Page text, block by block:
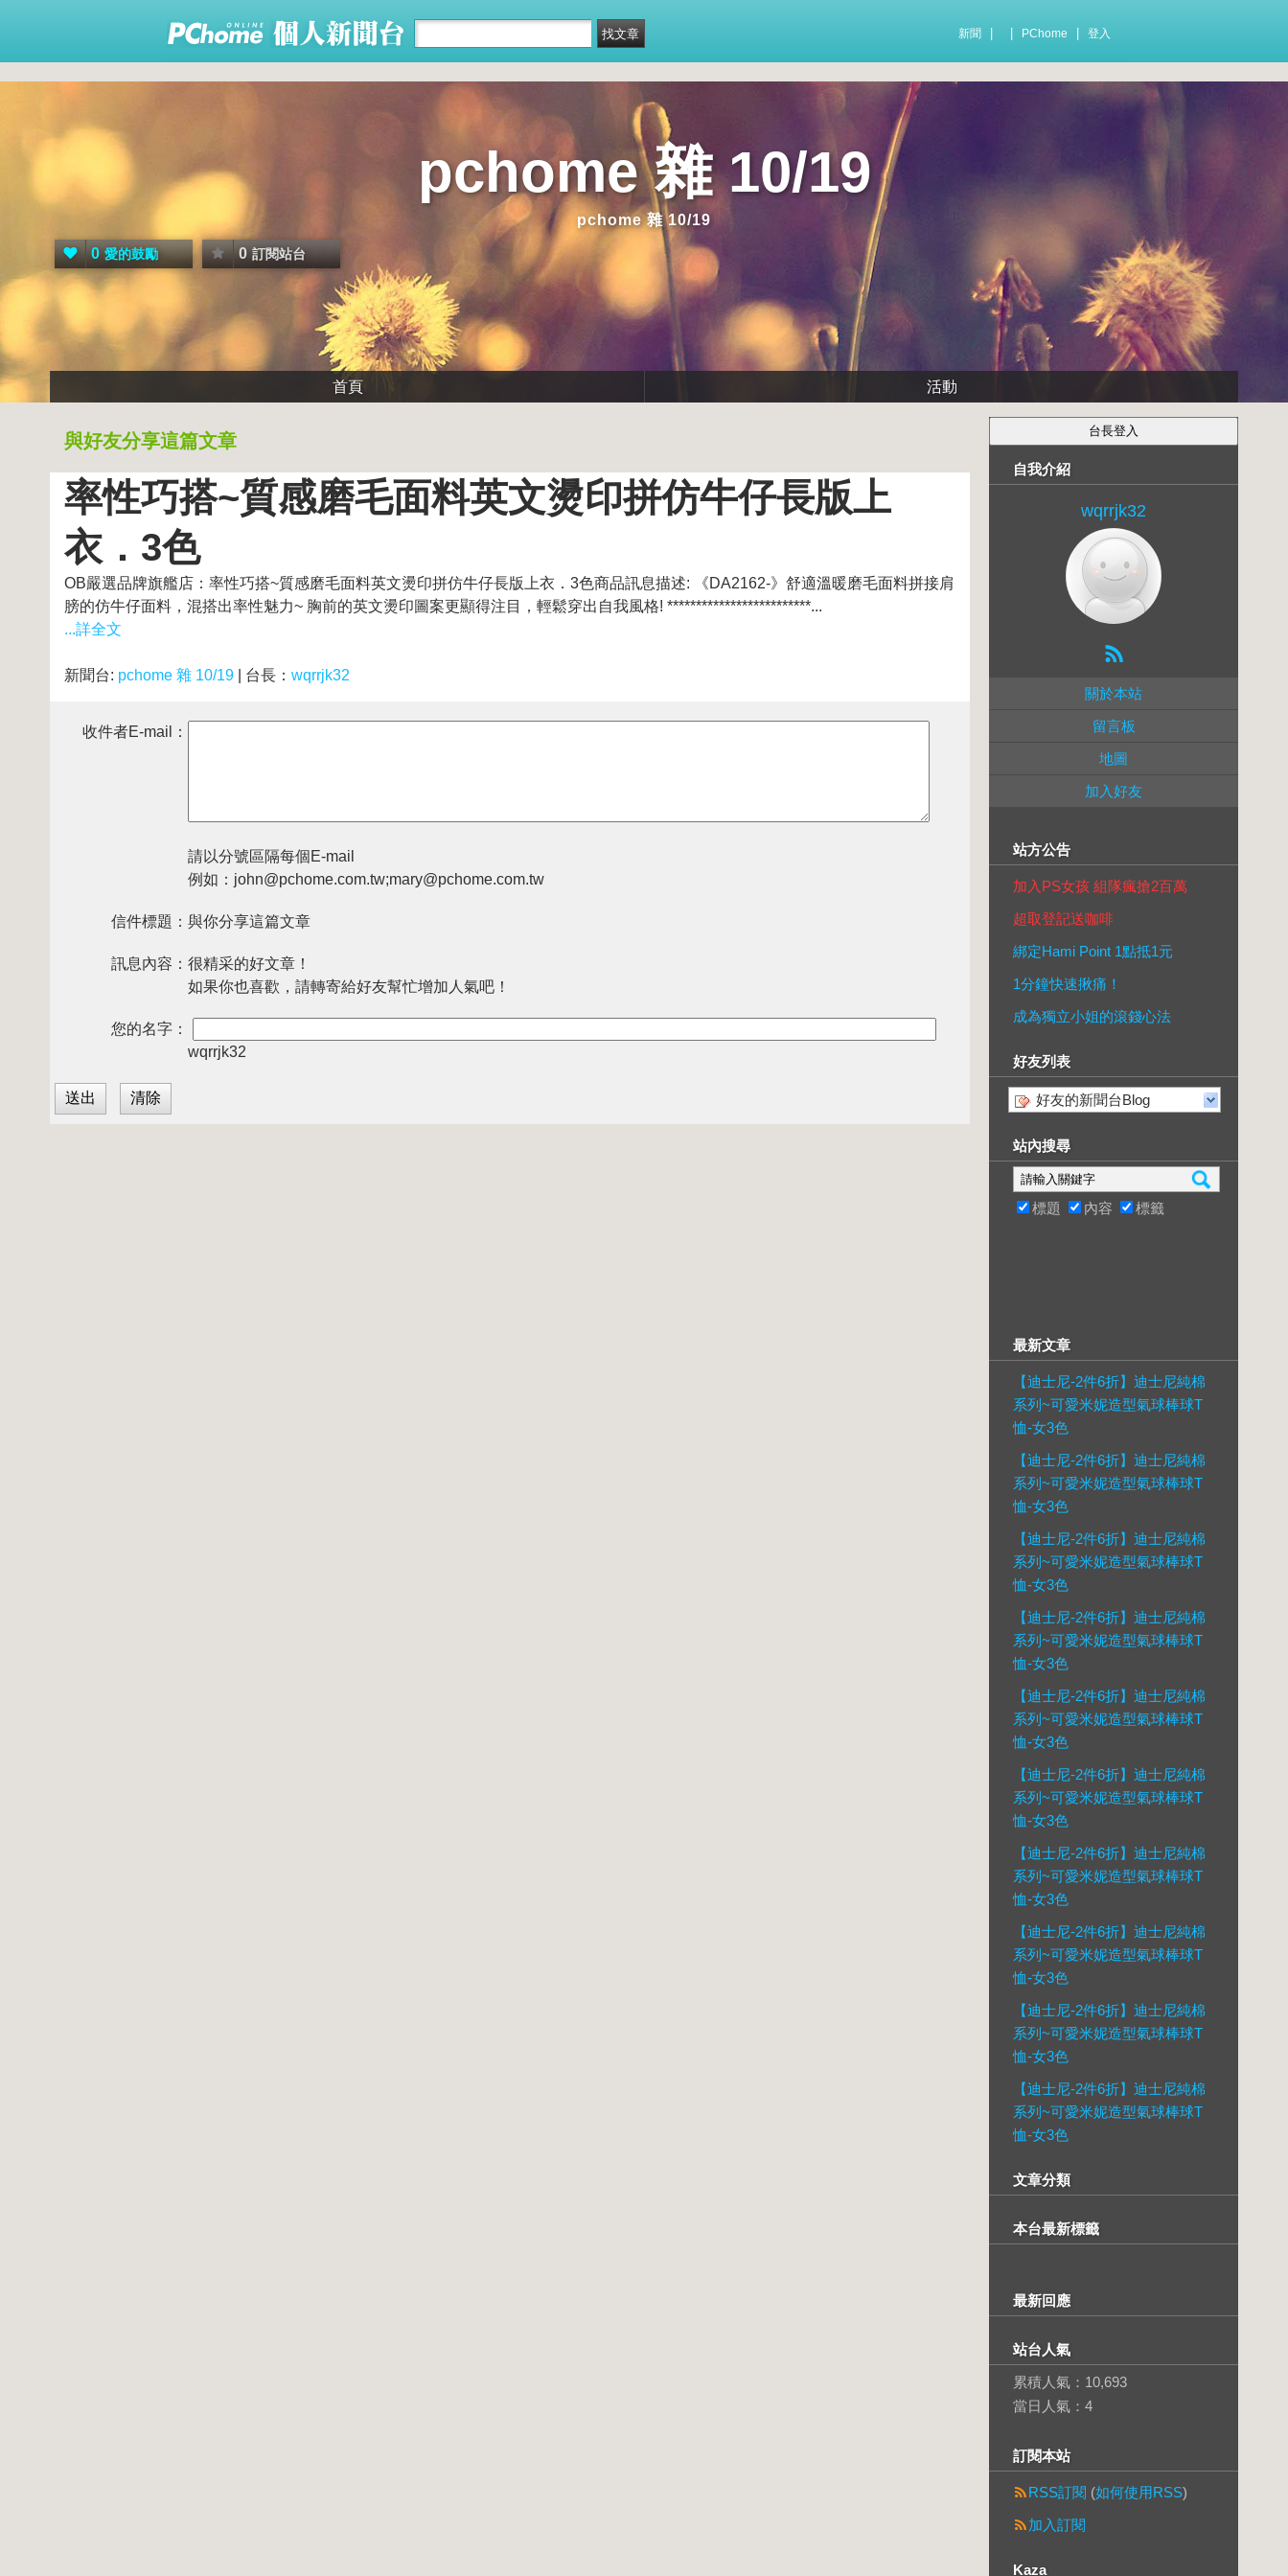
新聞 PChome 登入
pchome 雜 10/19
pchome 雜 10/19
0 愛的鼓勵 0 訂閱站台
首頁 活動
與好友分享這篇文章
率性巧搭~質感磨毛面料英文燙印拼仿牛仔長版上
衣．3色
OB嚴選品牌旗艦店：率性巧搭~質感磨毛面料英文燙印拼仿牛仔長版上衣．3色商品訊息描述: 《DA2162-》舒適溫暖磨毛面料拼接肩
膀的仿牛仔面料，混搭出率性魅力~ 胸前的英文燙印圖案更顯得注目，輕鬆穿出自我風格! *************************...
...詳全文
新聞台: pchome 雜 10/19 | 台長： wqrrjk32
收件者E-mail：
請以分號區隔每個E-mail
例如：john@pchome.com.tw;mary@pchome.com.tw
信件標題： 與你分享這篇文章
訊息內容： 很精采的好文章！
如果你也喜歡，請轉寄給好友幫忙增加人氣吧！
您的名字：
wqrrjk32
自我介紹
wqrrjk32
關於本站
留言板
地圖
加入好友
站方公告
加入PS女孩 組隊瘋搶2百萬
超取登記送咖啡
綁定Hami Point 1點抵1元
1分鐘快速揪痛！
成為獨立小姐的滾錢心法
好友列表
好友的新聞台Blog
站內搜尋
標題 內容 標籤
最新文章
【迪士尼-2件6折】迪士尼純棉
系列~可愛米妮造型氣球棒球T
恤-女3色
【迪士尼-2件6折】迪士尼純棉
系列~可愛米妮造型氣球棒球T
恤-女3色
【迪士尼-2件6折】迪士尼純棉
系列~可愛米妮造型氣球棒球T
恤-女3色
【迪士尼-2件6折】迪士尼純棉
系列~可愛米妮造型氣球棒球T
恤-女3色
【迪士尼-2件6折】迪士尼純棉
系列~可愛米妮造型氣球棒球T
恤-女3色
【迪士尼-2件6折】迪士尼純棉
系列~可愛米妮造型氣球棒球T
恤-女3色
【迪士尼-2件6折】迪士尼純棉
系列~可愛米妮造型氣球棒球T
恤-女3色
【迪士尼-2件6折】迪士尼純棉
系列~可愛米妮造型氣球棒球T
恤-女3色
【迪士尼-2件6折】迪士尼純棉
系列~可愛米妮造型氣球棒球T
恤-女3色
【迪士尼-2件6折】迪士尼純棉
系列~可愛米妮造型氣球棒球T
恤-女3色
文章分類
本台最新標籤
最新回應
站台人氣
累積人氣： 10,693
當日人氣： 4
訂閱本站
RSS訂閱 (如何使用RSS)
加入訂閱
Kaza